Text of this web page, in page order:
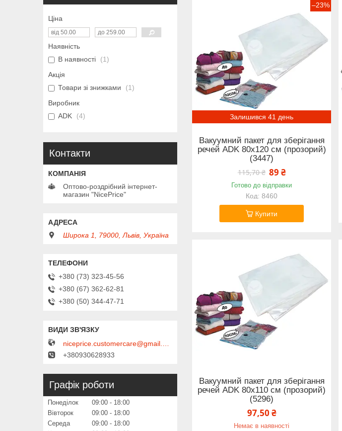
–23%
Залишився 41 день
Вакуумний пакет для зберігання
речей ADK 80х120 см (прозорий)
(3447)
115,70 ₴ 89 ₴
Готово до відправки
8460
Купити
Вакуумний пакет для зберігання
речей ADK 80х110 см (прозорий)
(5296)
97,50 ₴
Немає в наявності
Ціна
Наявність
В наявності
1
Акція
Товари зі знижками
1
Виробник
ADK
4
Контакти
Оптово-роздрібний інтернет-
магазин "NicePrice"
Широка 1, 79000, Львів, Україна
+380 (73) 323-45-56
+380 (67) 362-62-81
+380 (50) 344-47-71
+380930628933
Графік роботи
Понеділок 09:00
18:00
Вівторок
09:00
18:00
Середа
09:00
18:00